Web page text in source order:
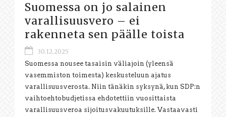
Suomessa on jo salainen
varallisuusvero – ei
rakenneta sen päälle toista
30.12.2025
Suomessa nousee tasaisin väliajoin (yleensä
vasemmiston toimesta) keskusteluun ajatus
varallisuusverosta. Niin tänäkin syksynä, kun SDP:n
vaihtoehtobudjetissa ehdotettiin vuosittaista
varallisuusveroa sijoitusvakuutuksille. Vastaavasti